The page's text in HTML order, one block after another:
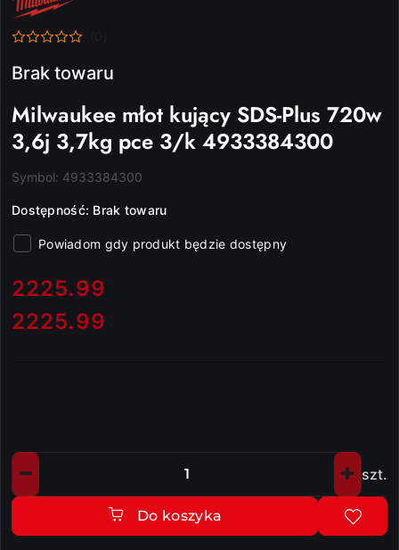
PRODUCENTA:
MILWAUKEE
Brak towaru
Milwaukee młot kujący SDS-Plus 720w
3,6j 3,7kg pce 3/k 4933384300
Symbol: 4933384300
Dostępność: Brak towaru
Powiadom gdy produkt będzie dostępny
cena:
2225.99
Cena:
2225.99
Ilość szt.
Do koszyka